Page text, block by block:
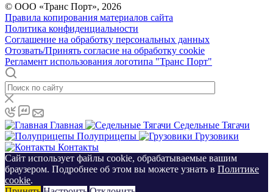
© ООО «Транс Порт», 2026
Правила копирования материалов сайта
Политика конфиденциальности
Соглашение на обработку персональных данных
Отозвать/Принять согласие на обработку cookie
Регламент использования логотипа "Транс Порт"
Главная
Седельные Тягачи
Полуприцепы
Грузовики
Контакты
Сайт использует файлы cookie, обрабатываемые вашим
браузером. Подробнее об этом вы можете узнать в Политике
cookie.